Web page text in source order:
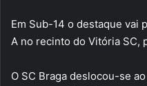
Em Sub-14 o destaque vai
A no recinto do Vitória SC,
O SC Braga deslocou-se